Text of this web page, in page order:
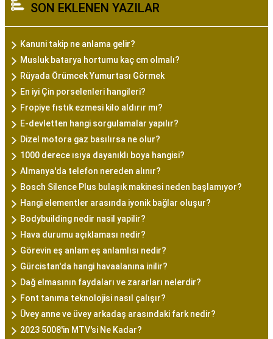
SON EKLENEN YAZILAR
Kanuni takip ne anlama gelir?
Musluk batarya hortumu kaç cm olmalı?
Rüyada Örümcek Yumurtası Görmek
En iyi Çin porselenleri hangileri?
Fropiye fıstık ezmesi kilo aldırır mı?
E-devletten hangi sorgulamalar yapılır?
Dizel motora gaz basılırsa ne olur?
1000 derece ısıya dayanıklı boya hangisi?
Almanya'da telefon nereden alınır?
Bosch Silence Plus bulaşık makinesi neden başlamıyor?
Hangi elementler arasında iyonik bağlar oluşur?
Bodybuilding nedir nasil yapilir?
Hava durumu açıklaması nedir?
Görevin eş anlam eş anlamlısı nedir?
Gürcistan'da hangi havaalanına inilir?
Dağ elmasının faydaları ve zararları nelerdir?
Font tanıma teknolojisi nasıl çalışır?
Üvey anne ve üvey arkadaş arasındaki fark nedir?
2023 5008'in MTV'si Ne Kadar?